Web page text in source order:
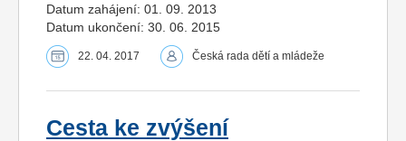
Datum zahájení: 01. 09. 2013
Datum ukončení: 30. 06. 2015
22. 04. 2017 Česká rada dětí a mládeže
Cesta ke zvýšení